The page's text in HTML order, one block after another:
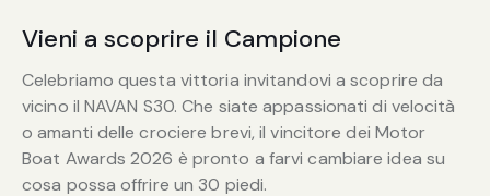
Vieni a scoprire il Campione
Celebriamo questa vittoria invitandovi a scoprire da
vicino il NAVAN S30. Che siate appassionati di velocità
o amanti delle crociere brevi, il vincitore dei Motor
Boat Awards 2026 è pronto a farvi cambiare idea su
cosa possa offrire un 30 piedi.